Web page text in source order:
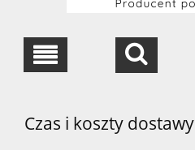
Czas i koszty dostawy